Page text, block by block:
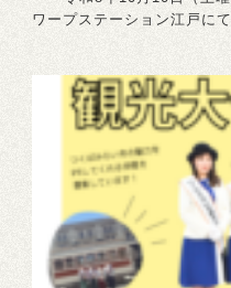
ワープステーション江戸に